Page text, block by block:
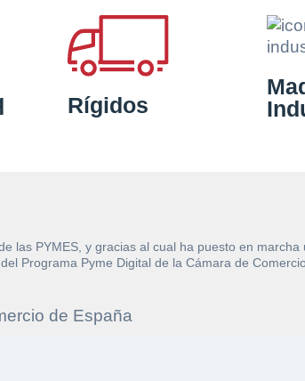
Rígidos
las PYMES, y gracias al cual ha puesto en marcha
Programa Pyme Digital de la Cámara de